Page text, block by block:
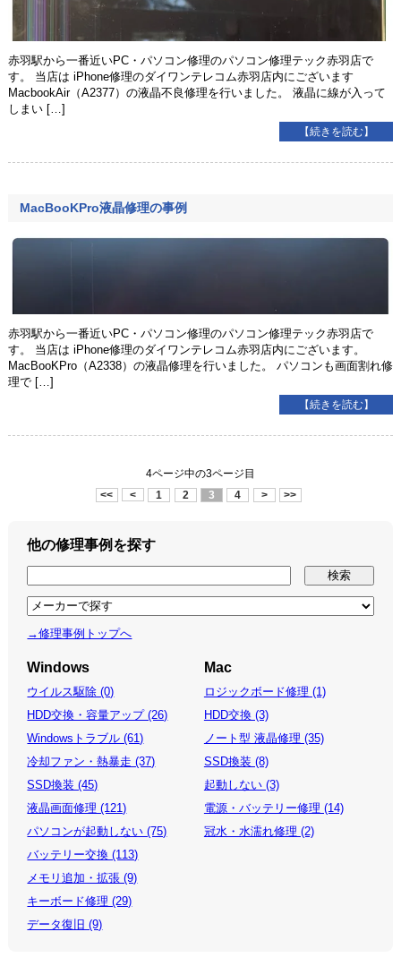
赤羽駅から一番近いPC・パソコン修理のパソコン修理テック赤羽店で
す。 当店は iPhone修理のダイワンテレコム赤羽店内にございます
MacbookAir（A2377）の液晶不良修理を行いました。 液晶に線が入って
しまい […]
【続きを読む】
MacBooKPro液晶修理の事例
赤羽駅から一番近いPC・パソコン修理のパソコン修理テック赤羽店で
す。 当店は iPhone修理のダイワンテレコム赤羽店内にございます。
MacBooKPro（A2338）の液晶修理を行いました。 パソコンも画面割れ修
理で […]
【続きを読む】
4ページ中の3ページ目
<<
< 1 2 3 4 > >>
他の修理事例を探す
→修理事例トップへ
Windows
ウイルス駆除 (0)
HDD交換・容量アップ (26)
Windowsトラブル (61)
冷却ファン・熱暴走 (37)
SSD換装 (45)
液晶画面修理 (121)
パソコンが起動しない (75)
バッテリー交換 (113)
メモリ追加・拡張 (9)
キーボード修理 (29)
データ復旧 (9)
Mac
ロジックボード修理 (1)
HDD交換 (3)
ノート型 液晶修理 (35)
SSD換装 (8)
起動しない (3)
電源・バッテリー修理 (14)
冠水・水濡れ修理 (2)